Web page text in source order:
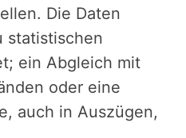
Die Daten
statistischen
ein Abgleich mit
oder eine
auch in Auszügen,